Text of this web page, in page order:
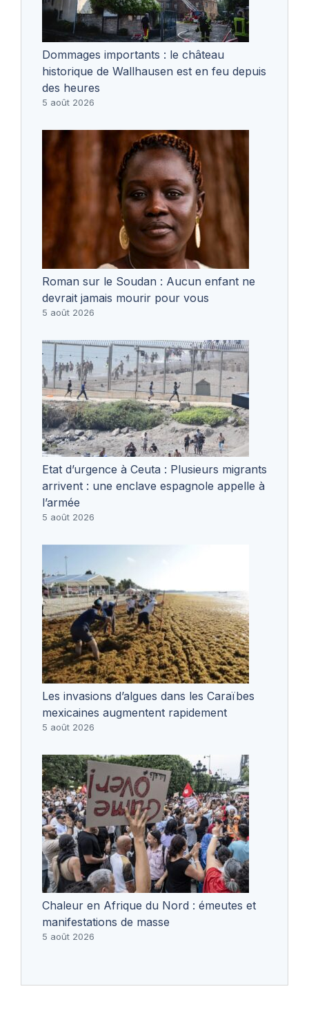
Dommages importants : le château
historique de Wallhausen est en feu depuis
des heures
5 août 2026
Roman sur le Soudan : Aucun enfant ne
devrait jamais mourir pour vous
5 août 2026
Etat d’urgence à Ceuta : Plusieurs migrants
arrivent : une enclave espagnole appelle à
l’armée
5 août 2026
Les invasions d’algues dans les Caraïbes
mexicaines augmentent rapidement
5 août 2026
Chaleur en Afrique du Nord : émeutes et
manifestations de masse
5 août 2026